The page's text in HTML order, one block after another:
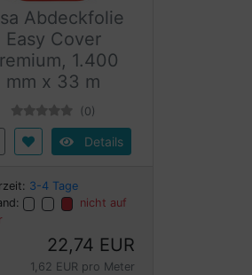
Abdeckfolie
Easy Cover
1.400
mm x 33 m
(0)
Details
3-4 Tage
nicht auf
22,74 EUR
1,62 EUR pro Meter